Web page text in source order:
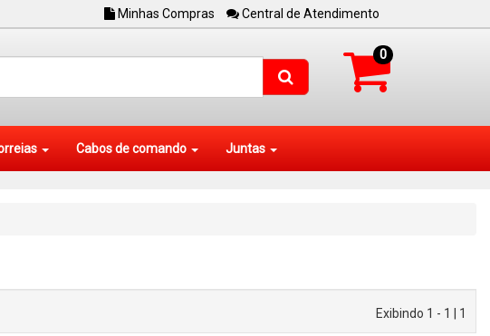
Minhas Compras Central de Atendimento
0
Cabos de comando Juntas
Exibindo 1 - 1 | 1